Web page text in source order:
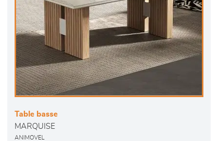
Table basse
MARQUISE
ANIMOVEL